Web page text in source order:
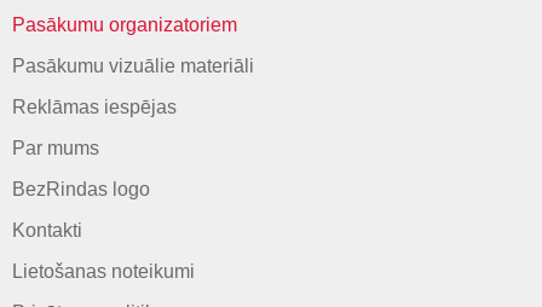
Pasākumu organizatoriem
Pasākumu vizuālie materiāli
Reklāmas iespējas
Par mums
BezRindas logo
Kontakti
Lietošanas noteikumi